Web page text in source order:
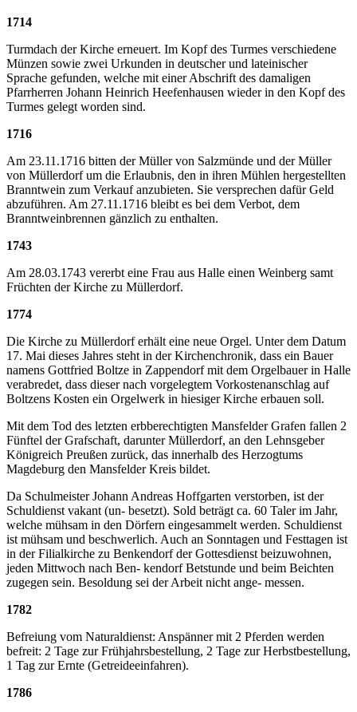
1714
Turmdach der Kirche erneuert. Im Kopf des Turmes verschiedene
Münzen sowie zwei Urkunden in deutscher und lateinischer
Sprache gefunden, welche mit einer Abschrift des damaligen
Pfarrherren Johann Heinrich Heefenhausen wieder in den Kopf des
Turmes gelegt worden sind.
1716
Am 23.11.1716 bitten der Müller von Salzmünde und der Müller
von Müllerdorf um die Erlaubnis, den in ihren Mühlen hergestellten
Branntwein zum Verkauf anzubieten. Sie versprechen dafür Geld
abzuführen. Am 27.11.1716 bleibt es bei dem Verbot, dem
Branntweinbrennen gänzlich zu enthalten.
1743
Am 28.03.1743 vererbt eine Frau aus Halle einen Weinberg samt
Früchten der Kirche zu Müllerdorf.
1774
Die Kirche zu Müllerdorf erhält eine neue Orgel. Unter dem Datum
17. Mai dieses Jahres steht in der Kirchenchronik, dass ein Bauer
namens Gottfried Boltze in Zappendorf mit dem Orgelbauer in Halle
verabredet, dass dieser nach vorgelegtem Vorkostenanschlag auf
Boltzens Kosten ein Orgelwerk in hiesiger Kirche erbauen soll.
Mit dem Tod des letzten erbberechtigten Mansfelder Grafen fallen 2
Fünftel der Grafschaft, darunter Müllerdorf, an den Lehnsgeber
Königreich Preußen zurück, das innerhalb des Herzogtums
Magdeburg den Mansfelder Kreis bildet.
Da Schulmeister Johann Andreas Hoffgarten verstorben, ist der
Schuldienst vakant (un- besetzt). Sold beträgt ca. 60 Taler im Jahr,
welche mühsam in den Dörfern eingesammelt werden. Schuldienst
ist mühsam und beschwerlich. Auch an Sonntagen und Festtagen ist
in der Filialkirche zu Benkendorf der Gottesdienst beizuwohnen,
jeden Mittwoch nach Ben- kendorf Betstunde und beim Beichten
zugegen sein. Besoldung sei der Arbeit nicht ange- messen.
1782
Befreiung vom Naturaldienst: Anspänner mit 2 Pferden werden
befreit: 2 Tage zur Frühjahrsbestellung, 2 Tage zur Herbstbestellung,
1 Tag zur Ernte (Getreideeinfahren).
1786